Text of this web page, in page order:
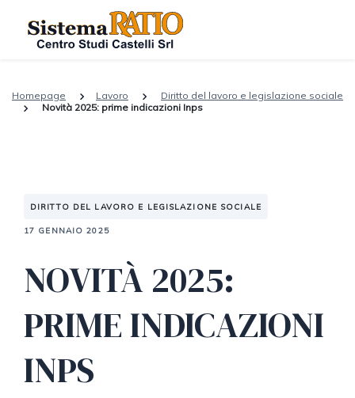
Homepage Lavoro
Diritto del lavoro e legislazione sociale
Novità 2025: prime indicazioni Inps
DIRITTO DEL LAVORO E LEGISLAZIONE SOCIALE
17 GENNAIO 2025
NOVITÀ 2025:
PRIME INDICAZIONI
INPS